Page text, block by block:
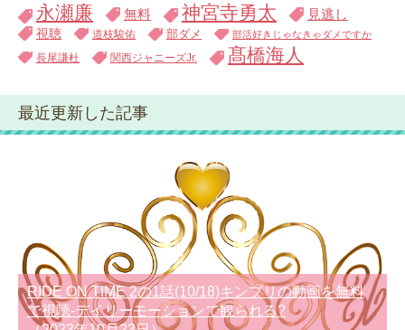
永瀬廉 無料 神宮寺勇太
見逃し
視聴
道枝駿佑 部ダメ 部活好きじゃなきゃダメですか
長尾謙杜 関西ジャニーズJr. 髙橋海人
最近更新した記事
RIDE ON TIME 2の1話(10/18)キンプリの動画を無料
で視聴-デイリーモーションで観られる?